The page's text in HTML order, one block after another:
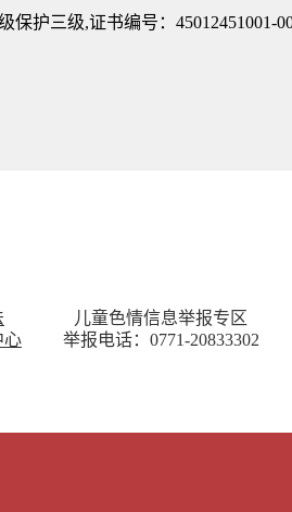
保护三级,证书编号：45012451001-
心
儿童色情信息举报专区
举报电话：0771-20833302